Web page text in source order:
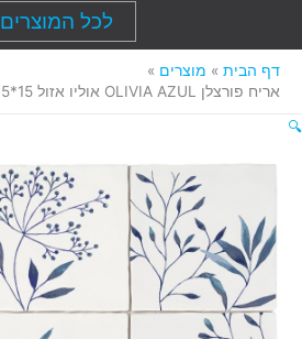
לכל המוצרים
דף הבית
מוצרים
אריח פורצלן OLIVIA AZUL אוליו אזול 15*15 ס"מ ספרדי
🔍